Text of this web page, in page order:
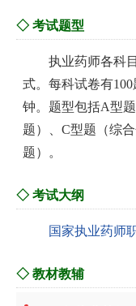
◇ 考试题型
执业药师各科
式。每科试卷有
钟。题型包括A型
题）、C型题（综
题）。
◇ 考试大纲
国家执业药师
◇ 教材教辅